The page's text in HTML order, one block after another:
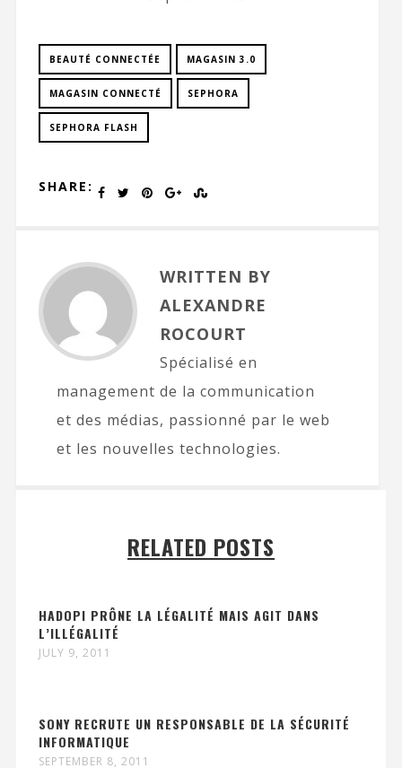
BEAUTÉ CONNECTÉE MAGASIN 3.0
MAGASIN CONNECTÉ SEPHORA
SEPHORA FLASH
SHARE:
WRITTEN BY
ALEXANDRE
ROCOURT
Spécialisé en
management de la communication
et des médias, passionné par le web
et les nouvelles technologies.
RELATED POSTS
HADOPI PRÔNE LA LÉGALITÉ MAIS AGIT DANS
L’ILLÉGALITÉ
JULY 9, 2011
SONY RECRUTE UN RESPONSABLE DE LA SÉCURITÉ
INFORMATIQUE
SEPTEMBER 8, 2011